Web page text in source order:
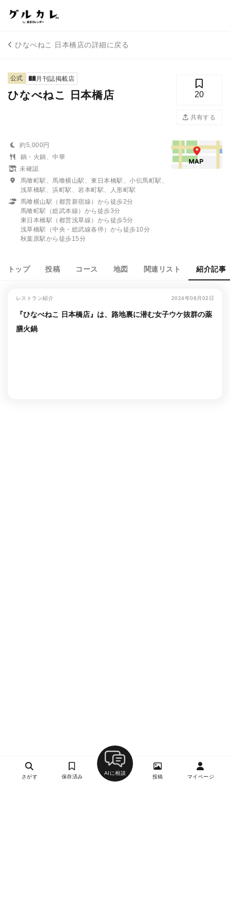
ひなべねこ 日本橋店の詳細に戻る
公式 月刊誌掲載店
ひなべねこ 日本橋店 20
共有する
約5,000円
鍋・火鍋、中華
未確認
馬喰町駅、馬喰横山駅、東日本橋駅、小伝馬町駅、
浅草橋駅、浜町駅、岩本町駅、人形町駅
馬喰横山駅（都営新宿線）から徒歩2分
馬喰町駅（総武本線）から徒歩3分
東日本橋駅（都営浅草線）から徒歩5分
浅草橋駅（中央・総武線各停）から徒歩10分
秋葉原駅から徒歩15分
トップ 投稿 コース 地図 関連リスト 紹介記事
レストラン紹介 2024年08月02日
『ひなべねこ 日本橋店』は、路地裏に潜む女子ウケ抜群の薬
膳火鍋
さがす 保存済み
AIに相談
投稿 マイページ